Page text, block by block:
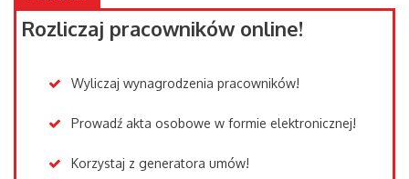
Rozliczaj pracowników online!
Wyliczaj wynagrodzenia pracowników!
Prowadź akta osobowe w formie elektronicznej!
Korzystaj z generatora umów!